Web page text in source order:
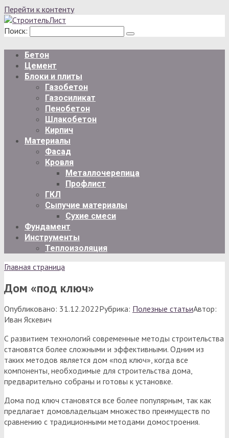
Перейти к контенту
Поиск:
Бетон
Цемент
Блоки и плиты
Газобетон
Газосиликат
Пенобетон
Шлакобетон
Кирпич
Материалы
Фасад
Кровля
Металлочерепица
Профлист
ГКЛ
Сыпучие материалы
Сухие смеси
Фундамент
Инструменты
Теплоизоляция
Главная страница
Дом «под ключ»
Опубликовано: 31.12.2022Рубрика: Полезные статьиАвтор:
Иван Яскевич
С развитием технологий современные методы строительства
становятся более сложными и эффективными. Одним из
таких методов является дом «под ключ», когда все
компоненты, необходимые для строительства дома,
предварительно собраны и готовы к установке.
Дома под ключ становятся все более популярным, так как
предлагает домовладельцам множество преимуществ по
сравнению с традиционными методами домостроения.